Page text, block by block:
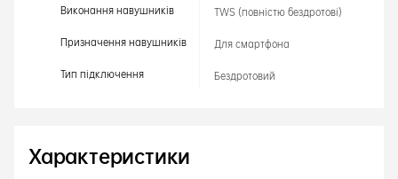
Виконання навушників
Призначення навушників
Тип підключення
TWS (повністю бездротові)
Для смартфона
Бездротовий
Характеристики